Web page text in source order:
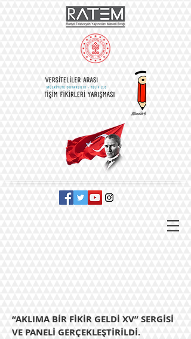
“AKLIMA BİR FİKİR GELDİ XV” SERGİSİ
VE PANELİ GERÇEKLEŞTİRİLDİ.